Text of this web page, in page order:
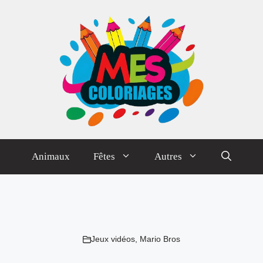
Animaux Fêtes Autres
Jeux vidéos, Mario Bros